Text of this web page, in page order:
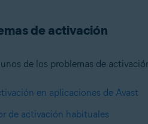
de activación
de los problemas de
en aplicaciones de Avast
de activación habituales